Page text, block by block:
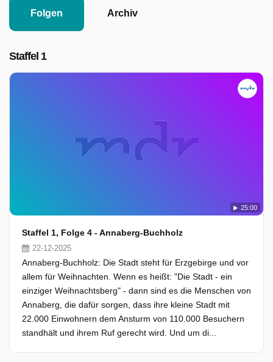
Folgen Archiv
Staffel 1
25:00
Staffel 1, Folge 4 - Annaberg-Buchholz
22-12-2025
Annaberg-Buchholz: Die Stadt steht für Erzgebirge und vor
allem für Weihnachten. Wenn es heißt: "Die Stadt - ein
einziger Weihnachtsberg" - dann sind es die Menschen von
Annaberg, die dafür sorgen, dass ihre kleine Stadt mit
22.000 Einwohnern dem Ansturm von 110.000 Besuchern
standhält und ihrem Ruf gerecht wird. Und um di...